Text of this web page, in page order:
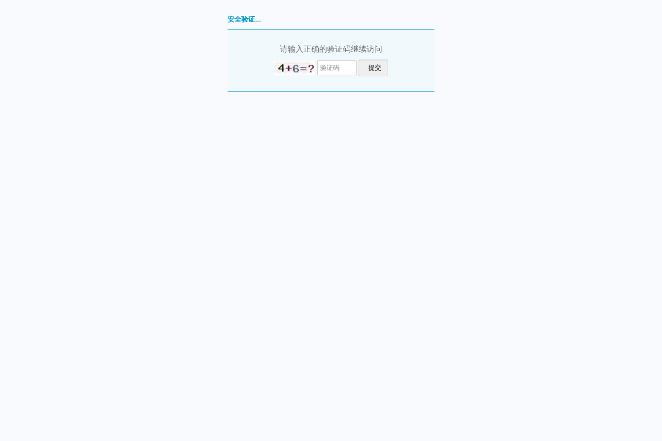
安全验证...
请输入正确的验证码继续访问